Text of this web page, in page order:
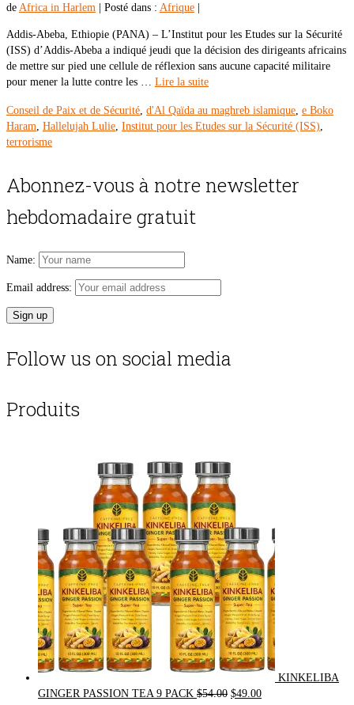
de Africa in Harlem Posté dans : Afrique
Addis-Abeba, Ethiopie (PANA) – L’Institut pour les Etudes sur la Sécurité
(ISS) d’Addis-Abeba a indiqué jeudi que la décision des dirigeants africains
de mettre sur pied une cellule de réflexion sans aucune capacité militaire
pour mener la lutte contre les … Lire la suite
Conseil de Paix et de Sécurité, d'Al Qaïda au maghreb islamique, e Boko
Haram, Hallelujah Lulie, Institut pour les Etudes sur la Sécurité (ISS),
terrorisme
Abonnez-vous à notre newsletter
hebdomadaire gratuit
Name:
Email address:
Follow us on social media
Produits
KINKELIBA
GINGER PASSION TEA 9 PACK $54.00 Original
$49.00Current